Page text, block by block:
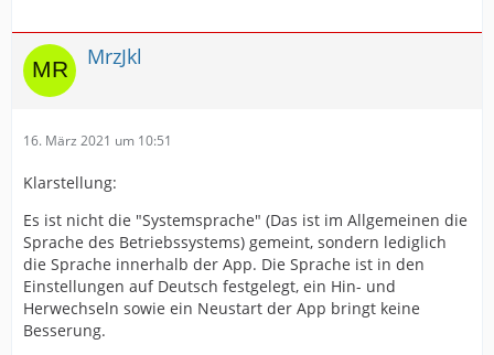
MrzJkl
16. März 2021 um 10:51
Klarstellung:
Es ist nicht die "Systemsprache" (Das ist im Allgemeinen die
Sprache des Betriebssystems) gemeint, sondern lediglich
die Sprache innerhalb der App. Die Sprache ist in den
Einstellungen auf Deutsch festgelegt, ein Hin- und
Herwechseln sowie ein Neustart der App bringt keine
Besserung.